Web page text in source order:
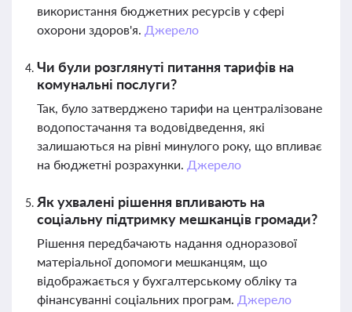
використання бюджетних ресурсів у сфері
охорони здоров'я. Джерело
Чи були розглянуті питання тарифів на
комунальні послуги?
Так, було затверджено тарифи на централізоване
водопостачання та водовідведення, які
залишаються на рівні минулого року, що впливає
на бюджетні розрахунки. Джерело
Як ухвалені рішення впливають на
соціальну підтримку мешканців громади?
Рішення передбачають надання одноразової
матеріальної допомоги мешканцям, що
відображається у бухгалтерському обліку та
фінансуванні соціальних програм. Джерело